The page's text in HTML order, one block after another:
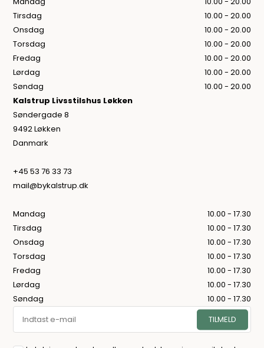
Tirsdag
10.00 - 20.00
Onsdag
10.00 - 20.00
Torsdag
10.00 - 20.00
Fredag
10.00 - 20.00
Lørdag
10.00 - 20.00
Søndag
10.00 - 20.00
Kalstrup Livsstilshus Løkken
Søndergade 8
9492 Løkken
Danmark
+45 53 76 33 73
mail@bykalstrup.dk
Mandag
10.00 - 17.30
Tirsdag
10.00 - 17.30
Onsdag
10.00 - 17.30
Torsdag
10.00 - 17.30
Fredag
10.00 - 17.30
Lørdag
10.00 - 17.30
Søndag
10.00 - 17.30